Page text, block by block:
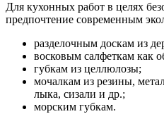
Для кухонных работ в целях
предпочтение современным
разделочным доскам из
восковым салфеткам как
губкам из целлюлозы;
мочалкам из резины,
лыка, сизали и др.;
морским губкам.